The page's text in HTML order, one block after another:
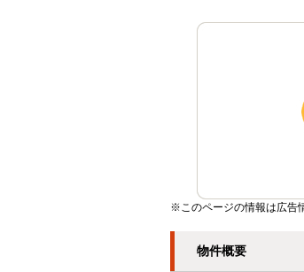
※このページの情報は広告
物件概要